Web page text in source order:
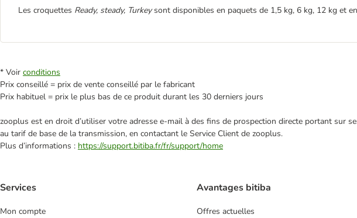
Les croquettes Ready, steady, Turkeysont disponibles en paquets de 1,5 kg, 6 kg, 12 kg et
* Voir conditions
Prix conseillé = prix de vente conseillé par le fabricant
Prix habituel = prix le plus bas de ce produit durant les 30 derniers jours
zooplus est en droit d’utiliser votre adresse e‑mail à des fins de prospection directe portant sur
au tarif de base de la transmission, en contactant le Service Client de zooplus.
Plus d’informations : https://support.bitiba.fr/fr/support/home
Services
Mon compte
Avantages bitiba
Offres actuelles